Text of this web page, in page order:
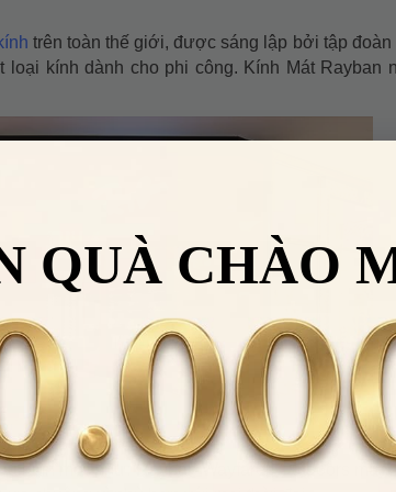
trên toàn thế giới, được sáng lập bởi tập đoàn
kính dành cho phi công. Kính Mát Rayban
kính mới như: Rayban Wayfarer, Outdoors
QUÀ CHÀO